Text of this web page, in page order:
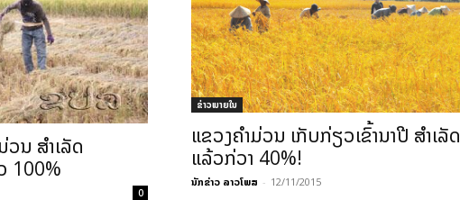
ວນ ສຳເລັດ
100%
0
ຂ່າວພາຍ​ໃນ
ແຂວງຄຳມ່ວນ ເກັບກ່ຽວເຂົ້ານາປີ ສຳເລັດ
ແລ້ວກ່ວາ 40%!
ນັກຂ່າວ ລາວໂພສ - 12/11/2015